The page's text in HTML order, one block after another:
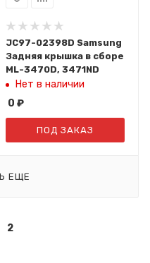
JC97-02398D Samsung
Задняя крышка в сборе
ML-3470D, 3471ND
Нет в наличии
0 ₽
ПОД ЗАКАЗ
ЕЩЕ
2